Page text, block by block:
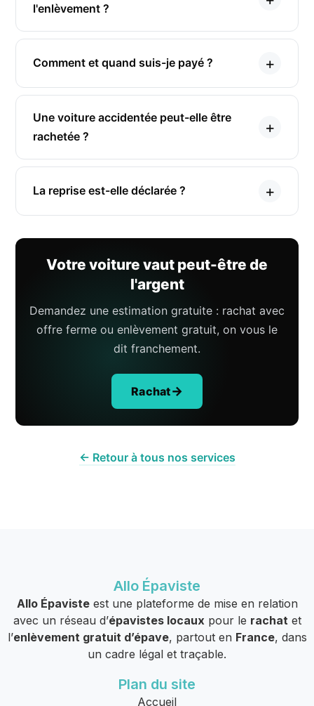
l'enlèvement ?
Comment et quand suis-je payé ?
Une voiture accidentée peut-elle être
rachetée ?
La reprise est-elle déclarée ?
Votre voiture vaut peut-être de
l'argent
Demandez une estimation gratuite : rachat avec
offre ferme ou enlèvement gratuit, on vous le
dit franchement.
Rachat
← Retour à tous nos services
Allo Épaviste
Allo Épavisteest une plateforme de mise en relation
avec un réseau d’épavistes locaux pour le rachat et
l’enlèvement gratuit d’épave, partout en France, dans
un cadre légal et traçable.
Plan du site
Accueil